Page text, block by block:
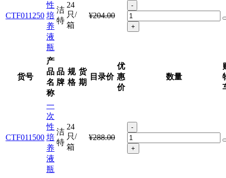
CTF011250
性
培
养
液
瓶
洁
特
24
只/
箱
¥204.00
-
+
货号
产
品
名
称
品
牌
规
格
货
期
目录价
优
惠
价
数量
CTF011500
一
次
性
培
养
液
瓶
洁
特
24
只/
箱
¥288.00
-
+